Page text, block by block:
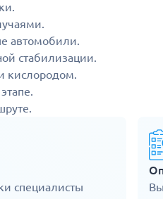
автомобили.
стабилизации.
кислородом.
специалисты